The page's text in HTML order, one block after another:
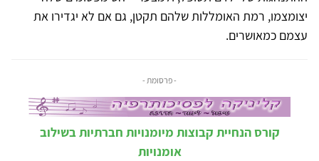
יצומצמו, רמת האומללות שלהם תקטן, גם אם לא יגדירו את
עצמם כמאושרים.
- פרסומת -
קורס הנחיית קבוצות מיומנויות חברתיות בשילוב
אומנויות